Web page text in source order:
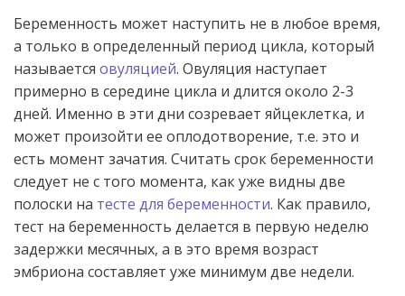
Беременность может наступить не в любое время,
а только в определенный период цикла, который
называется овуляцией. Овуляция наступает
примерно в середине цикла и длится около 2-3
дней. Именно в эти дни созревает яйцеклетка, и
может произойти ее оплодотворение, т.е. это и
есть момент зачатия. Считать срок беременности
следует не с того момента, как уже видны две
полоски на тесте для беременности. Как правило,
тест на беременность делается в первую неделю
задержки месячных, а в это время возраст
эмбриона составляет уже минимум две недели.